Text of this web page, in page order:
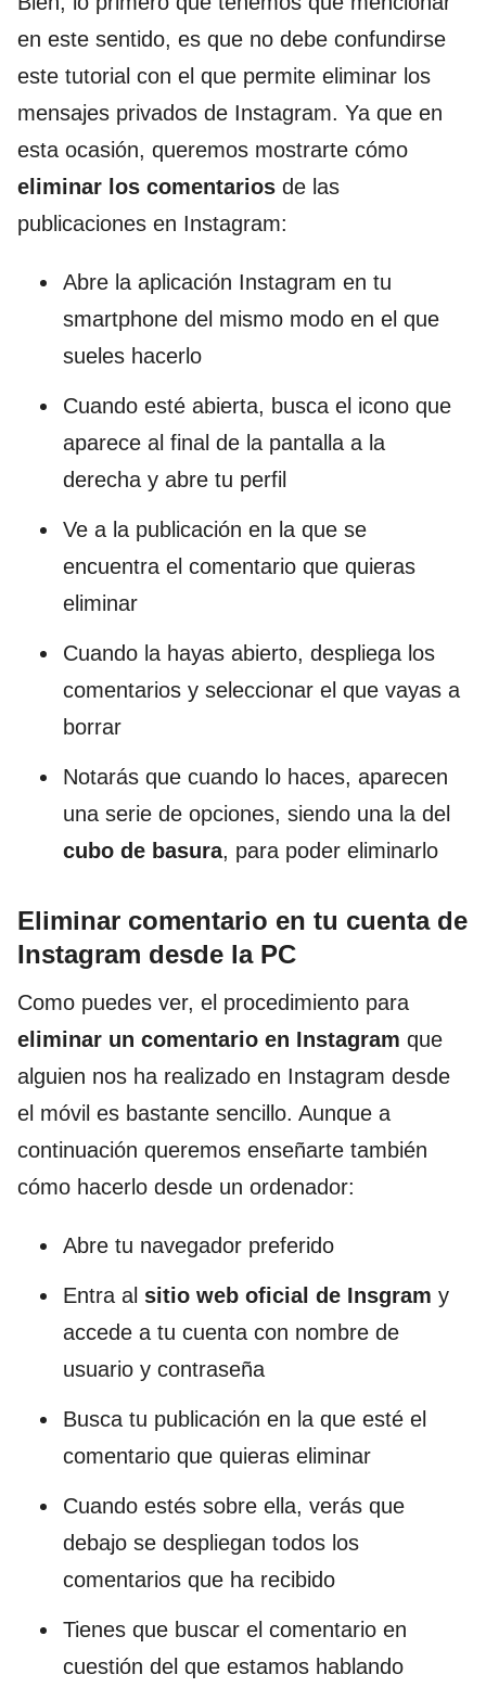
en este sentido, es que no debe confundirse
este tutorial con el que permite eliminar los
mensajes privados de Instagram. Ya que en
esta ocasión, queremos mostrarte cómo
eliminar los comentarios de las
publicaciones en Instagram:
Abre la aplicación Instagram en tu
smartphone del mismo modo en el que
sueles hacerlo
Cuando esté abierta, busca el icono que
aparece al final de la pantalla a la
derecha y abre tu perfil
Ve a la publicación en la que se
encuentra el comentario que quieras
eliminar
Cuando la hayas abierto, despliega los
comentarios y seleccionar el que vayas a
borrar
Notarás que cuando lo haces, aparecen
una serie de opciones, siendo una la del
cubo de basura, para poder eliminarlo
Eliminar comentario en tu cuenta de
Instagram desde la PC
Como puedes ver, el procedimiento para
eliminar un comentario en Instagram que
alguien nos ha realizado en Instagram desde
el móvil es bastante sencillo. Aunque a
continuación queremos enseñarte también
cómo hacerlo desde un ordenador:
Abre tu navegador preferido
Entra al sitio web oficial de Insgram y
accede a tu cuenta con nombre de
usuario y contraseña
Busca tu publicación en la que esté el
comentario que quieras eliminar
Cuando estés sobre ella, verás que
debajo se despliegan todos los
comentarios que ha recibido
Tienes que buscar el comentario en
cuestión del que estamos hablando